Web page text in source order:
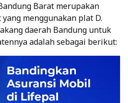
Barat merupakan
menggunakan plat D.
daerah Bandung untuk
adalah sebagai berikut: